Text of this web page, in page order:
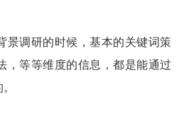
景调研的时候，基本的关键词策
，等等维度的信息，都是能通过